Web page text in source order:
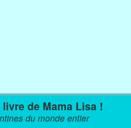
de Mama Lisa !
du monde entier